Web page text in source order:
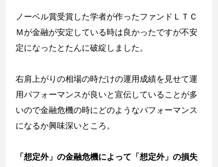
ノーベル賞受賞した学者が作ったファンドＬＴＣ
Ｍが金融が安定している時は良かったですが不安
定になったとたんに破綻しました。
右肩上がりの相場の時だけの運用成績を見せて運
用パフォーマンスが良いと宣伝していることが多
いので金融危機の時にどのようなパフォーマンス
になるか興味深いところ。
「想定外」の金融危機によって「想定外」の損失